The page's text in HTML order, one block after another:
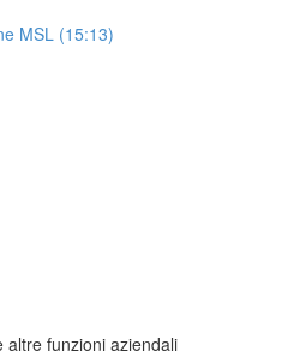
MSL (15:13)
altre funzioni aziendali